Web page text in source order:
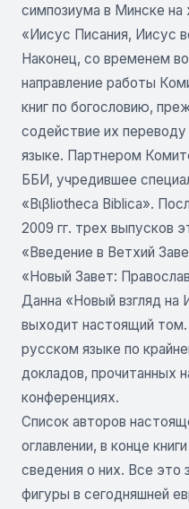
симпозиума в Минске
«Иисус Писания, Иисус
Наконец, со временем
направление работы
книг по богословию,
содействие их
языке. Партнером
ББИ, учредившее
«Βιβliotheca Biblica».
2009 гг. трех выпусков
«Введение в Ветхий
«Новый Завет:
Данна «Новый взгляд
выходит настоящий том.
русском языке по
докладов, прочитанных
конференциях.
Список авторов
оглавлении, в конце
сведения о них. Все это
фигуры в сегодняшней